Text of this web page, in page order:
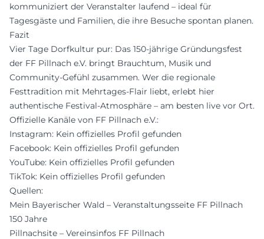
kommuniziert der Veranstalter laufend – ideal für
Tagesgäste und Familien, die ihre Besuche spontan planen.
Fazit
Vier Tage Dorfkultur pur: Das 150-jährige Gründungsfest
der FF Pillnach e.V. bringt Brauchtum, Musik und
Community-Gefühl zusammen. Wer die regionale
Festtradition mit Mehrtages-Flair liebt, erlebt hier
authentische Festival-Atmosphäre – am besten live vor Ort.
Offizielle Kanäle von FF Pillnach e.V.:
Instagram: Kein offizielles Profil gefunden
Facebook: Kein offizielles Profil gefunden
YouTube: Kein offizielles Profil gefunden
TikTok: Kein offizielles Profil gefunden
Quellen:
Mein Bayerischer Wald – Veranstaltungsseite FF Pillnach
150 Jahre
Pillnachsite – Vereinsinfos FF Pillnach